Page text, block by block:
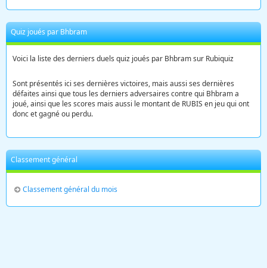
Quiz joués par Bhbram
Voici la liste des derniers duels quiz joués par Bhbram sur Rubiquiz
Sont présentés ici ses dernières victoires, mais aussi ses dernières
défaites ainsi que tous les derniers adversaires contre qui Bhbram a
joué, ainsi que les scores mais aussi le montant de RUBIS en jeu qui ont
donc et gagné ou perdu.
Classement général
Classement général du mois